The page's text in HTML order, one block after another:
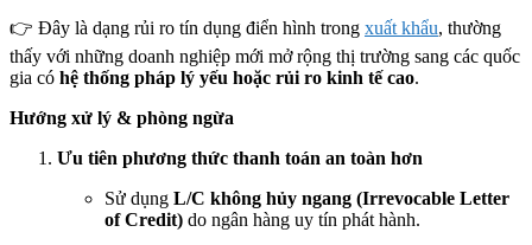
👉 Đây là dạng rủi ro tín dụng điển hình trong xuất khẩu, thường
thấy với những doanh nghiệp mới mở rộng thị trường sang các quốc
gia có hệ thống pháp lý yếu hoặc rủi ro kinh tế cao.
Hướng xử lý & phòng ngừa
Ưu tiên phương thức thanh toán an toàn hơn
Sử dụng L/C không hủy ngang (Irrevocable Letter
of Credit) do ngân hàng uy tín phát hành.